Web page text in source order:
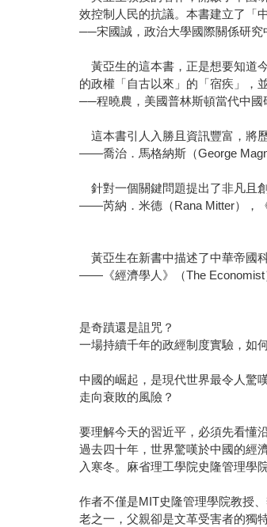
效控制人民的抗議。本書建立了「
──宋國誠，政治大學國際關係研
黃亞生的這本書，正是想要知道
的政權「自古以來」的「宿疾」，
──程曉農，美國普林斯頓當代中
這本書引人入勝且資訊豐富，將
——喬治．馬格納斯（George
針對一個關鍵問題提出了非凡且
——芮納．米德（Rana Mitter），
黃亞生在新書中描述了中華帝國
——《經濟學人》（The Economist
是奇蹟還是詛咒？
一場持續千年的政經制度實驗，如
中國的崛起，是現代世界最令人驚
走向衰敗的風險？
要理解今天的習近平，必須先看懂
過去四十年，世界驚嘆於中國的經
入寒冬。麻省理工學院史隆管理學
作者不僅是MIT史隆管理學院教授
老之一，父親卻是文革受害者的獨